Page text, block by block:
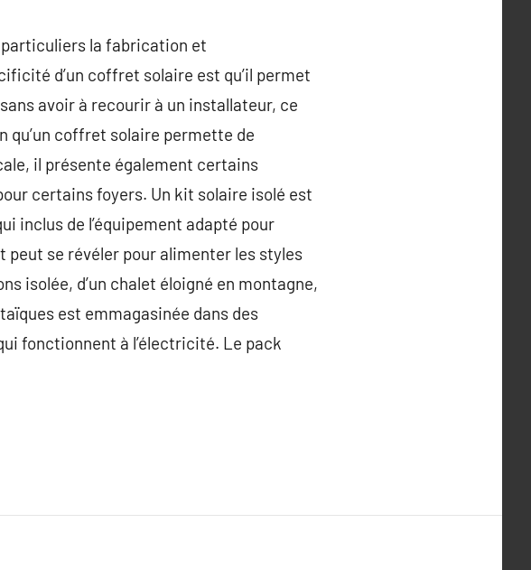
la fabrication et
d’un coffret solaire est qu’il permet
avoir à recourir à un installateur, ce
qu’un coffret solaire permette de
il présente également certains
certains foyers. Un kit solaire isolé est
inclus de l’équipement adapté pour
se révéler pour alimenter les styles
isolée, d’un chalet éloigné en montagne,
est emmagasinée dans des
fonctionnent à l’électricité. Le pack